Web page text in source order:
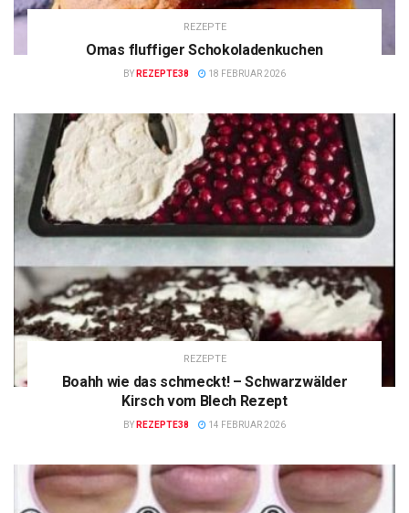
REZEPTE
Omas fluffiger Schokoladenkuchen
BY REZEPTE38 18 FEBRUAR 2026
REZEPTE
Boahh wie das schmeckt! – Schwarzwälder
Kirsch vom Blech Rezept
BY REZEPTE38 14 FEBRUAR 2026